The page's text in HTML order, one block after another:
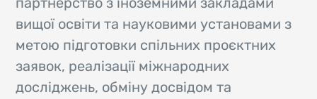
вищої освіти та науковими установами з
метою підготовки спільних проєктних
заявок, реалізації міжнародних
досліджень, обміну досвідом та